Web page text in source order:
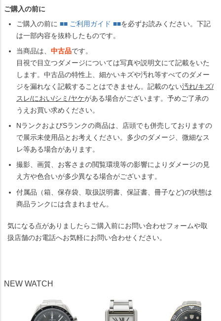
ご購入の前に
ご購入の前に ■■ ご利用ガイド ■■を必ずお読みください。下記
は一部内容を抜粋したものです。
当商品は、 中古品です。
目視で目立つダメージについては写真や説明文にて記載をいた
します。中古品の特性上、細かいキズや汚れ等すべてのダメー
ジを漏れなく記載することはできません。記載のない汚れ/キズ/
スレ/におい/シミ/ヤケがある場合がございます。予めご了承の
うえお買い求めください。
NランクおよびSランクの商品は、店頭でも併売しておりますの
で展示未使用品とお考えください。多少のダメージ、微細なス
レ等ある場合があります。
撮影、画質、お客さまの閲覧環境等の影響によりダメージの見
え方や色合いが多少異なる場合がございます。
付属品（箱、保存袋、取扱説明書、保証書、冊子など)の状態は
商品ランクには含まれません。
気になる点がありましたらご購入前にお問い合わせフォームや取
扱店舗のお電話へお気軽にお問い合わせください。
NEW WATCH